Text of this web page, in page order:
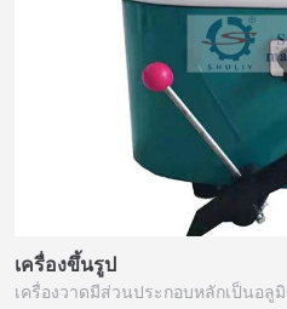
เครื่องขึ้นรูป
เครื่องวาดมีส่วนประกอบหลักเป็นอลู